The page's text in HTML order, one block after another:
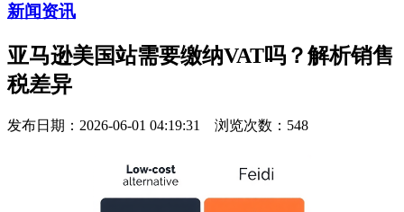
新闻资讯
亚马逊美国站需要缴纳VAT吗？解析销售
税差异
发布日期：2026-06-01 04:19:31 浏览次数： 548